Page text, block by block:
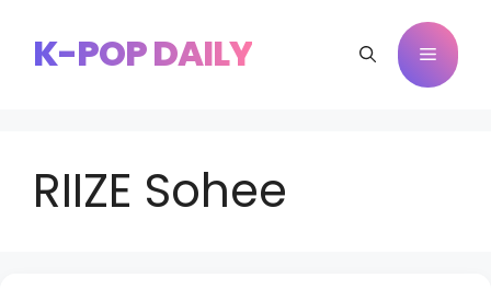
contenido
K-POP DAILY Menú
RIIZE Sohee